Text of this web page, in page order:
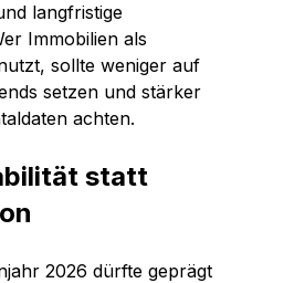
langfristige
Immobilien als
sollte weniger auf
setzen und stärker
achten.
statt
2026 dürfte geprägt